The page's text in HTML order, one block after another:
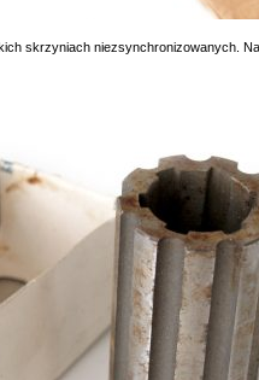
skrzyniach niezsynchronizowanych.